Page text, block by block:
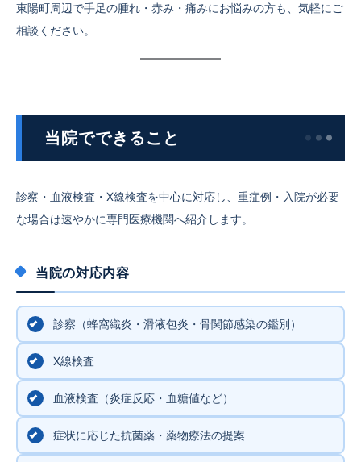
東陽町周辺で手足の腫れ・赤み・痛みにお悩みの方も、気軽にご
相談ください。
当院でできること
診察・血液検査・X線検査を中心に対応し、重症例・入院が必要
な場合は速やかに専門医療機関へ紹介します。
当院の対応内容
診察（蜂窩織炎・滑液包炎・骨関節感染の鑑別）
X線検査
血液検査（炎症反応・血糖値など）
症状に応じた抗菌薬・薬物療法の提案